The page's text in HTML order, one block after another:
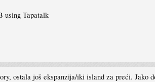
using Tapatalk
ostala još ekspanzija/iki island za preći. Jako